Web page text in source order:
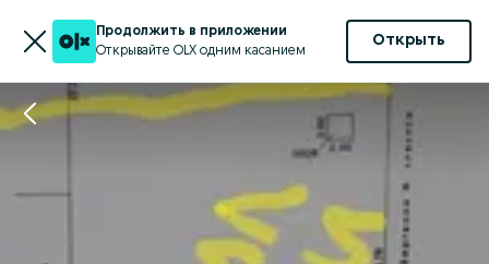
Продолжить в приложении
Открывайте OLX одним касанием
Открыть